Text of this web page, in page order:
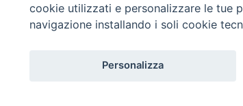
cookie utilizzati e personalizzare le tue
navigazione installando i soli cookie
Personalizza